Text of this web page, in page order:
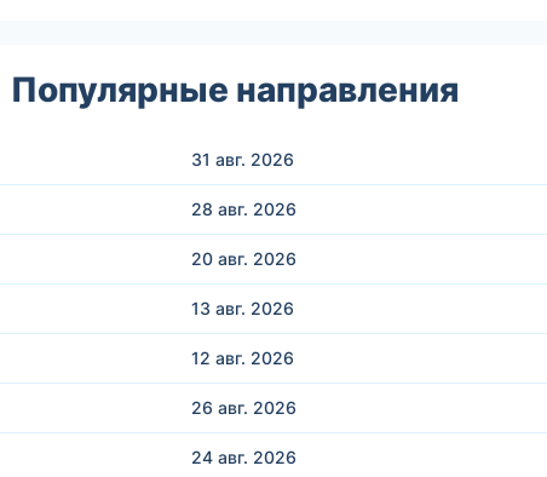
Популярные направления
31 авг. 2026
28 авг. 2026
20 авг. 2026
13 авг. 2026
12 авг. 2026
26 авг. 2026
24 авг. 2026